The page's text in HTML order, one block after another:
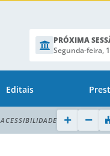
PRÓXIMA
Segunda-feira,
Editais
ACESSIBILIDADE